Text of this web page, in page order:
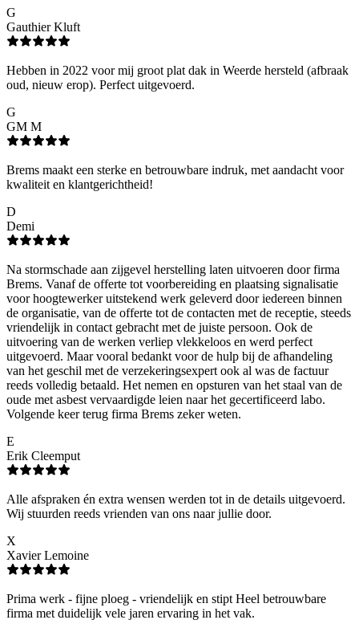
G
Gauthier Kluft
Hebben in 2022 voor mij groot plat dak in Weerde hersteld (afbraak
oud, nieuw erop). Perfect uitgevoerd.
G
GM M
Brems maakt een sterke en betrouwbare indruk, met aandacht voor
kwaliteit en klantgerichtheid!
D
Demi
Na stormschade aan zijgevel herstelling laten uitvoeren door firma
Brems. Vanaf de offerte tot voorbereiding en plaatsing signalisatie
voor hoogtewerker uitstekend werk geleverd door iedereen binnen
de organisatie, van de offerte tot de contacten met de receptie, steeds
vriendelijk in contact gebracht met de juiste persoon. Ook de
uitvoering van de werken verliep vlekkeloos en werd perfect
uitgevoerd. Maar vooral bedankt voor de hulp bij de afhandeling
van het geschil met de verzekeringsexpert ook al was de factuur
reeds volledig betaald. Het nemen en opsturen van het staal van de
oude met asbest vervaardigde leien naar het gecertificeerd labo.
Volgende keer terug firma Brems zeker weten.
E
Erik Cleemput
Alle afspraken én extra wensen werden tot in de details uitgevoerd.
Wij stuurden reeds vrienden van ons naar jullie door.
X
Xavier Lemoine
Prima werk - fijne ploeg - vriendelijk en stipt Heel betrouwbare
firma met duidelijk vele jaren ervaring in het vak.